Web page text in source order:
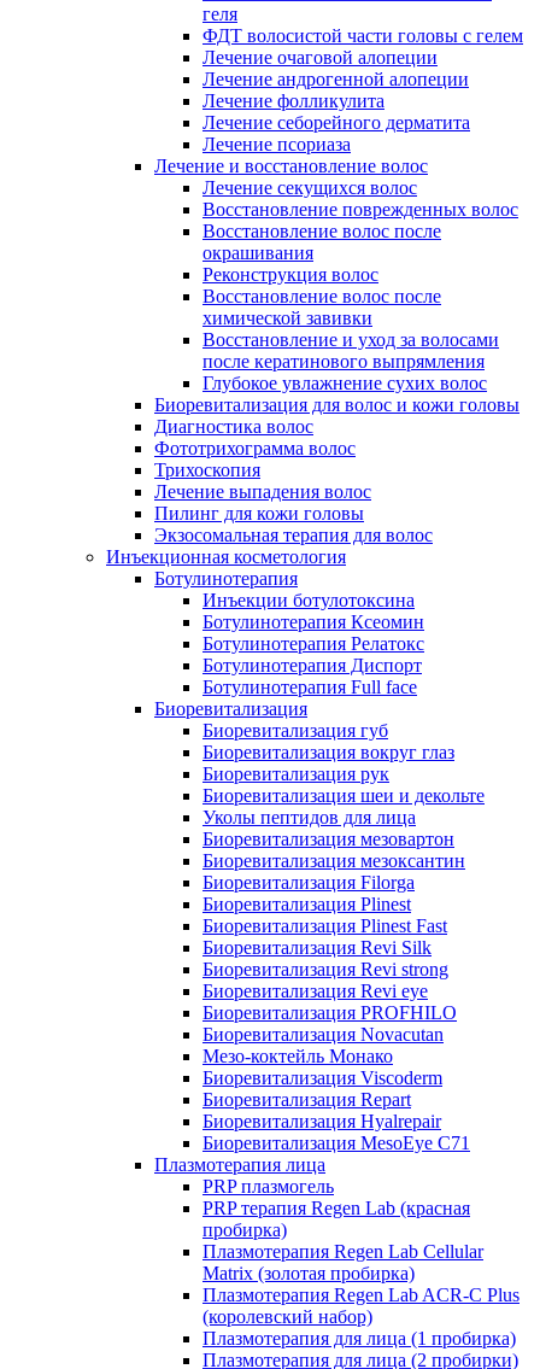
геля
ФДТ волосистой части головы с гелем
Лечение очаговой алопеции
Лечение андрогенной алопеции
Лечение фолликулита
Лечение себорейного дерматита
Лечение псориаза
Лечение и восстановление волос
Лечение секущихся волос
Восстановление поврежденных волос
Восстановление волос после
окрашивания
Реконструкция волос
Восстановление волос после
химической завивки
Восстановление и уход за волосами
после кератинового выпрямления
Глубокое увлажнение сухих волос
Биоревитализация для волос и кожи головы
Диагностика волос
Фототрихограмма волос
Трихоскопия
Лечение выпадения волос
Пилинг для кожи головы
Экзосомальная терапия для волос
Инъекционная косметология
Ботулинотерапия
Инъекции ботулотоксина
Ботулинотерапия Ксеомин
Ботулинотерапия Релатокс
Ботулинотерапия Диспорт
Ботулинотерапия Full face
Биоревитализация
Биоревитализация губ
Биоревитализация вокруг глаз
Биоревитализация рук
Биоревитализация шеи и декольте
Уколы пептидов для лица
Биоревитализация мезовартон
Биоревитализация мезоксантин
Биоревитализация Filorga
Биоревитализация Plinest
Биоревитализация Plinest Fast
Биоревитализация Revi Silk
Биоревитализация Revi strong
Биоревитализация Revi eye
Биоревитализация PROFHILO
Биоревитализация Novacutan
Мезо-коктейль Монако
Биоревитализация Viscoderm
Биоревитализация Repart
Биоревитализация Hyalrepair
Биоревитализация MesoEye C71
Плазмотерапия лица
PRP плазмогель
PRP терапия Regen Lab (красная
пробирка)
Плазмотерапия Regen Lab Cellular
Matrix (золотая пробирка)
Плазмотерапия Regen Lab ACR-C Plus
(королевский набор)
Плазмотерапия для лица (1 пробирка)
Плазмотерапия для лица (2 пробирки)